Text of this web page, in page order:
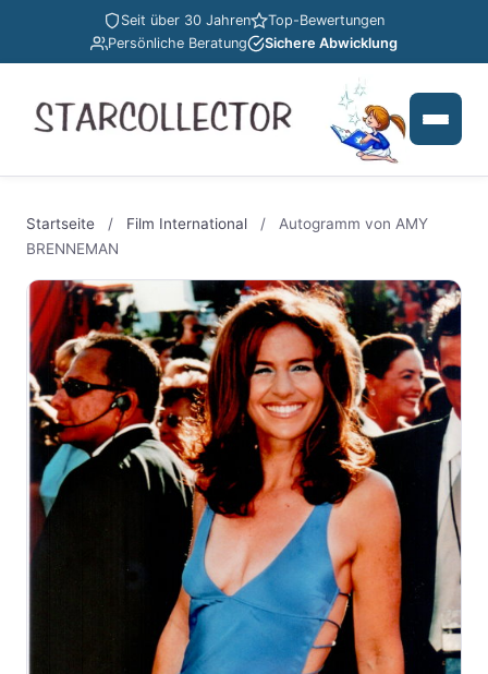
Seit über 30 Jahren
Top-Bewertungen
Persönliche Beratung
Sichere Abwicklung
Startseite / Film International /
Autogramm von AMY
BRENNEMAN